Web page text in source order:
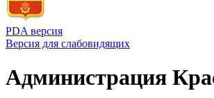
PDA версия
Версия для слабовидящих
Администрация